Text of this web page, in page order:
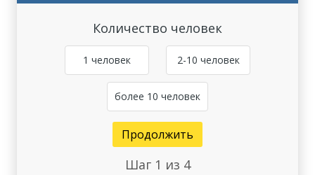
Количество человек
1 человек 2-10 человек
более 10 человек
Продолжить
Шаг 1 из 4